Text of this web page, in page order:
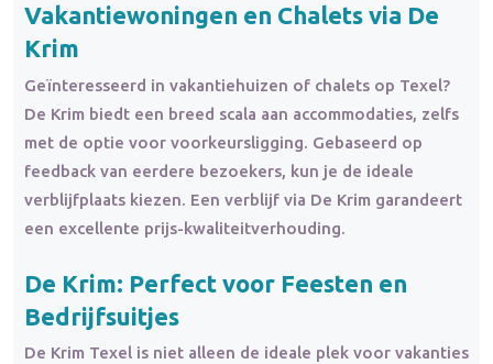
Vakantiewoningen en Chalets via De
Krim
Geïnteresseerd in vakantiehuizen of chalets op Texel?
De Krim biedt een breed scala aan accommodaties, zelfs
met de optie voor voorkeursligging. Gebaseerd op
feedback van eerdere bezoekers, kun je de ideale
verblijfplaats kiezen. Een verblijf via De Krim garandeert
een excellente prijs-kwaliteitverhouding.
De Krim: Perfect voor Feesten en
Bedrijfsuitjes
De Krim Texel is niet alleen de ideale plek voor vakanties